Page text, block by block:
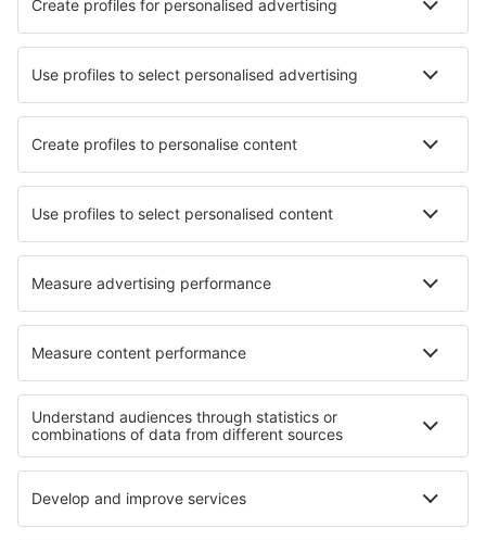
Barcelona
Múrcia
Sevilha San Pablo (SVQ)
Los Rodeos (TFN)
Granadilla de Abona Reina Sofia (TFS)
Valladolid Airport (VLL)
Saragoça Airport (ZAZ)